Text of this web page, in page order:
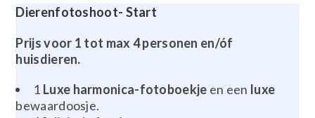
Dierenfotoshoot- Start
Prijs voor 1 tot max 4 personen en/óf
huisdieren.
1 Luxe harmonica-fotoboekje en een luxe
bewaardoosje.